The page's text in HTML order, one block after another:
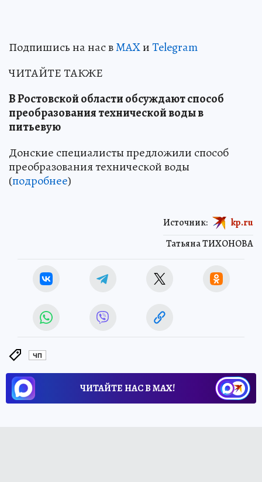
Подпишись на нас вMAXиTelegram
ЧИТАЙТЕ ТАКЖЕ
В Ростовской области обсуждают способ
преобразования технической воды в
питьевую
Донские специалисты предложили способ
преобразования технической воды
(подробнее)
Татьяна ТИХОНОВА
Источник: kp.ru
ЧП
ЧИТАЙТЕ НАС В МАХ!